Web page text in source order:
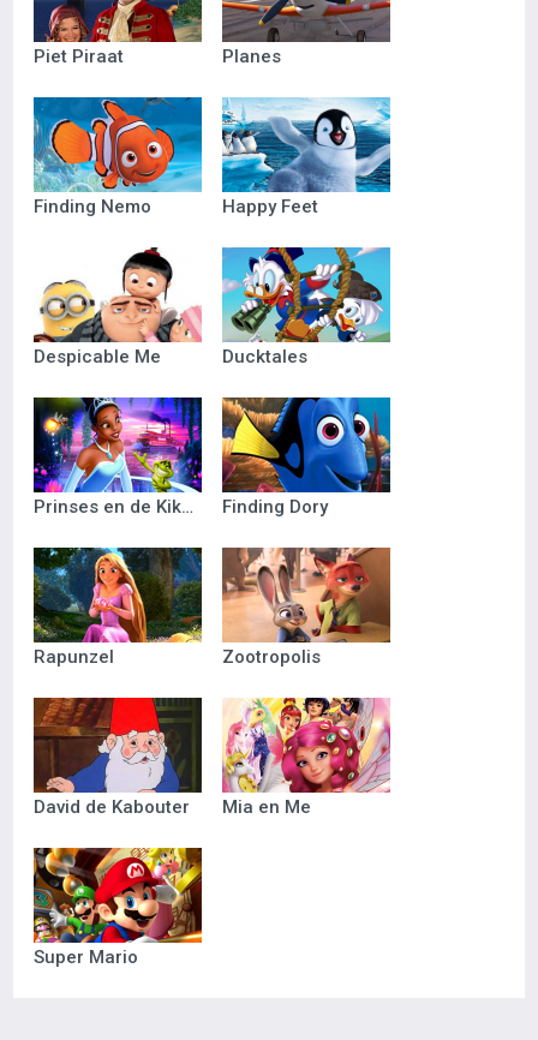
Piet Piraat Planes
Finding Nemo Happy Feet
Despicable Me Ducktales
Prinses en de Kikker Finding Dory
Rapunzel Zootropolis
David de Kabouter Mia en Me
Super Mario